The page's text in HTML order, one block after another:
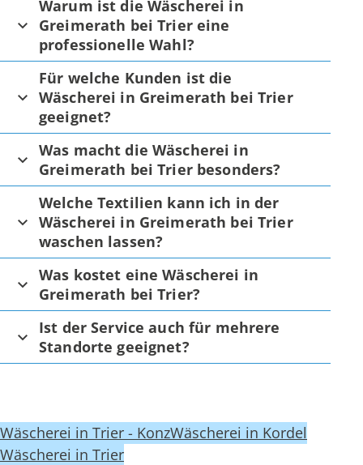
Warum ist die Wäscherei in
Greimerath bei Trier eine
professionelle Wahl?
Für welche Kunden ist die
Wäscherei in Greimerath bei Trier
geeignet?
Was macht die Wäscherei in
Greimerath bei Trier besonders?
Welche Textilien kann ich in der
Wäscherei in Greimerath bei Trier
waschen lassen?
Was kostet eine Wäscherei in
Greimerath bei Trier?
Ist der Service auch für mehrere
Standorte geeignet?
Wäscherei in Trier - KonzWäscherei in Kordel
Wäscherei in Trier